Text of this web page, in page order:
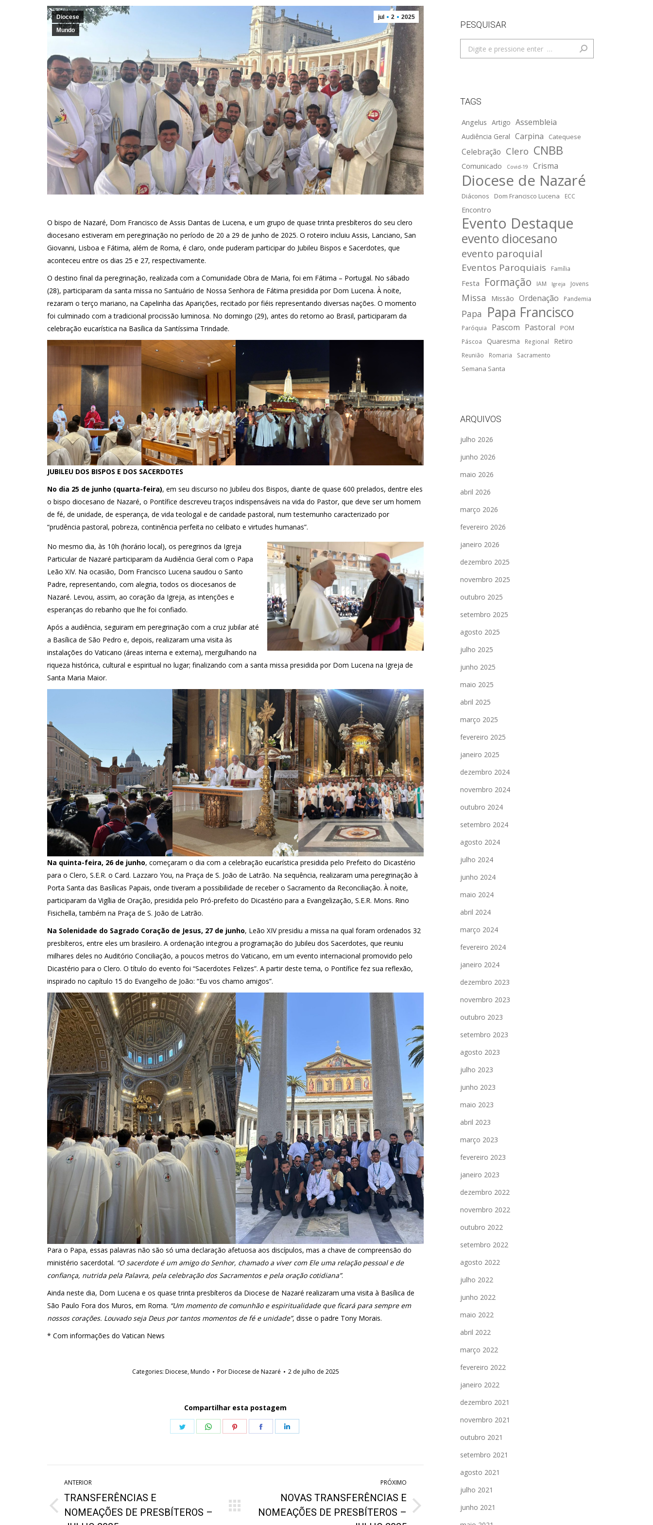
jul 2 2025
Diocese
Mundo
O bispo de Nazaré, Dom Francisco de Assis Dantas de Lucena, e um grupo de quase trinta presbíteros do seu clero
diocesano estiveram em peregrinação no período de 20 a 29 de junho de 2025. O roteiro incluiu Assis, Lanciano, San
Giovanni, Lisboa e Fátima, além de Roma, é claro, onde puderam participar do Jubileu Bispos e Sacerdotes, que
aconteceu entre os dias 25 e 27, respectivamente.
O destino final da peregrinação, realizada com a Comunidade Obra de Maria, foi em Fátima – Portugal. No sábado
(28), participaram da santa missa no Santuário de Nossa Senhora de Fátima presidida por Dom Lucena. À noite,
rezaram o terço mariano, na Capelinha das Aparições, recitado por fiéis representando diversas nações. O momento
foi culminado com a tradicional procissão luminosa. No domingo (29), antes do retorno ao Brasil, participaram da
celebração eucarística na Basílica da Santíssima Trindade.
JUBILEU DOS BISPOS E DOS SACERDOTES
No dia 25 de junho (quarta-feira), em seu discurso no Jubileu dos Bispos, diante de quase 600 prelados, dentre eles
o bispo diocesano de Nazaré, o Pontífice descreveu traços indispensáveis na vida do Pastor, que deve ser um homem
de fé, de unidade, de esperança, de vida teologal e de caridade pastoral, num testemunho caracterizado por
“prudência pastoral, pobreza, continência perfeita no celibato e virtudes humanas”.
No mesmo dia, às 10h (horário local), os peregrinos da Igreja
Particular de Nazaré participaram da Audiência Geral com o Papa
Leão XIV. Na ocasião, Dom Francisco Lucena saudou o Santo
Padre, representando, com alegria, todos os diocesanos de
Nazaré. Levou, assim, ao coração da Igreja, as intenções e
esperanças do rebanho que lhe foi confiado.
Após a audiência, seguiram em peregrinação com a cruz jubilar até
a Basílica de São Pedro e, depois, realizaram uma visita às
instalações do Vaticano (áreas interna e externa), mergulhando na
riqueza histórica, cultural e espiritual no lugar; finalizando com a santa missa presidida por Dom Lucena na Igreja de
Santa Maria Maior.
Na quinta-feira, 26 de junho, começaram o dia com a celebração eucarística presidida pelo Prefeito do Dicastério
para o Clero, S.E.R. o Card. Lazzaro You, na Praça de S. João de Latrão. Na sequência, realizaram uma peregrinação à
Porta Santa das Basílicas Papais, onde tiveram a possibilidade de receber o Sacramento da Reconciliação. À noite,
participaram da Vigília de Oração, presidida pelo Pró-prefeito do Dicastério para a Evangelização, S.E.R. Mons. Rino
Fisichella, também na Praça de S. João de Latrão.
Na Solenidade do Sagrado Coração de Jesus, 27 de junho, Leão XIV presidiu a missa na qual foram ordenados 32
presbíteros, entre eles um brasileiro. A ordenação integrou a programação do Jubileu dos Sacerdotes, que reuniu
milhares deles no Auditório Conciliação, a poucos metros do Vaticano, em um evento internacional promovido pelo
Dicastério para o Clero. O título do evento foi “Sacerdotes Felizes”. A partir deste tema, o Pontífice fez sua reflexão,
inspirado no capítulo 15 do Evangelho de João: “Eu vos chamo amigos”.
Para o Papa, essas palavras não são só uma declaração afetuosa aos discípulos, mas a chave de compreensão do
ministério sacerdotal. “O sacerdote é um amigo do Senhor, chamado a viver com Ele uma relação pessoal e de
confiança, nutrida pela Palavra, pela celebração dos Sacramentos e pela oração cotidiana”.
Ainda neste dia, Dom Lucena e os quase trinta presbíteros da Diocese de Nazaré realizaram uma visita à Basílica de
São Paulo Fora dos Muros, em Roma. “Um momento de comunhão e espiritualidade que ficará para sempre em
nossos corações. Louvado seja Deus por tantos momentos de fé e unidade”, disse o padre Tony Morais.
* Com informações do Vatican News
Categories: Diocese,Mundo PorDiocese de Nazaré 2 de julho de 2025
Compartilhar esta postagem
Share Share
Share
Share
de
post:
ANTERIOR
Post
TRANSFERÊNCIAS E
NOMEAÇÕES DE PRESBÍTEROS –
PRÓXIMO
Próximo
NOVAS TRANSFERÊNCIAS E
NOMEAÇÕES DE PRESBÍTEROS –
PESQUISAR
Search:
TAGS
Angelus Artigo Assembleia
Audiência Geral Carpina Catequese
Celebração Clero CNBB
Comunicado Covid-19 Crisma
Diocese de Nazaré
Diáconos Dom Francisco Lucena ECC
Encontro
Evento Destaque
evento diocesano
evento paroquial
Eventos Paroquiais Família
Festa Formação IAM Igreja Jovens
Missa Missão Ordenação Pandemia
Papa Papa Francisco
Paróquia Pascom Pastoral POM
Páscoa Quaresma Regional Retiro
Reunião Romaria Sacramento
Semana Santa
ARQUIVOS
julho 2026
junho 2026
maio 2026
abril 2026
março 2026
fevereiro 2026
janeiro 2026
dezembro 2025
novembro 2025
outubro 2025
setembro 2025
agosto 2025
julho 2025
junho 2025
maio 2025
abril 2025
março 2025
fevereiro 2025
janeiro 2025
dezembro 2024
novembro 2024
outubro 2024
setembro 2024
agosto 2024
julho 2024
junho 2024
maio 2024
abril 2024
março 2024
fevereiro 2024
janeiro 2024
dezembro 2023
novembro 2023
outubro 2023
setembro 2023
agosto 2023
julho 2023
junho 2023
maio 2023
abril 2023
março 2023
fevereiro 2023
janeiro 2023
dezembro 2022
novembro 2022
outubro 2022
setembro 2022
agosto 2022
julho 2022
junho 2022
maio 2022
abril 2022
março 2022
fevereiro 2022
janeiro 2022
dezembro 2021
novembro 2021
outubro 2021
setembro 2021
agosto 2021
julho 2021
junho 2021